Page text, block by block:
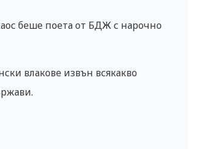
беше поета от БДЖ с нарочно
влакове извън всякакво